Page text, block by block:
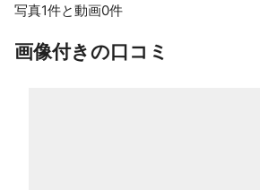
写真1件と動画0件
画像付きの口コミ